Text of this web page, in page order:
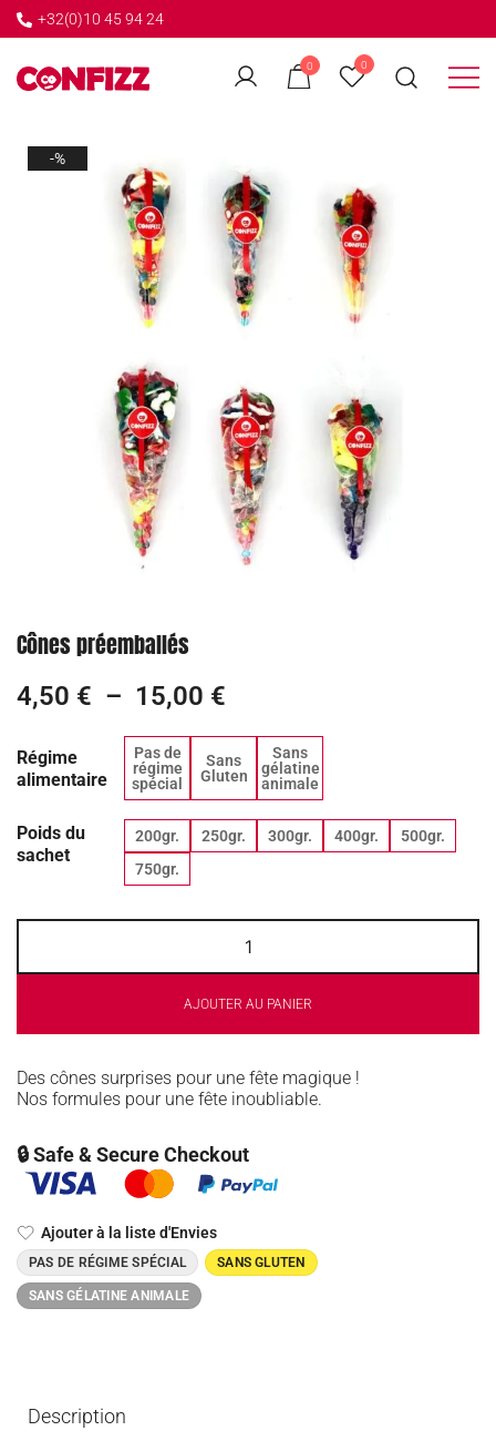
+32(0)10 45 94 24
0 0
← GO BACK
-%
Cônes préemballés
4,50 € – 15,00 €
Régime
alimentaire
Pas de
régime
spécial
Sans
Gluten
Sans
gélatine
animale
Poids du
sachet
200gr. 250gr. 300gr. 400gr.
500gr.
750gr.
AJOUTER AU PANIER
Des cônes surprises pour une fête magique !
Nos formules pour une fête inoubliable.
🔒 Safe & Secure Checkout
Ajouter à la liste d'Envies
PAS DE RÉGIME SPÉCIAL SANS GLUTEN
SANS GÉLATINE ANIMALE
Description